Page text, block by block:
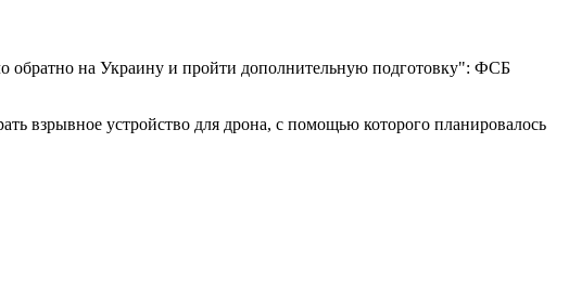
обратно на Украину и пройти дополнительную подготовку": ФСБ
взрывное устройство для дрона, с помощью которого планировалось